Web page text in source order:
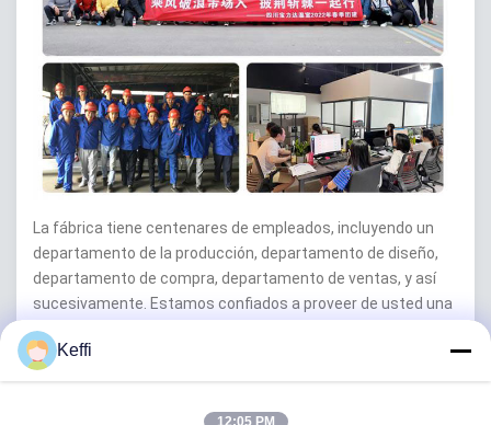
La fábrica tiene centenares de empleados, incluyendo un
departamento de la producción, departamento de diseño,
departamento de compra, departamento de ventas, y así
sucesivamente. Estamos confiados a proveer de usted una
gama completa de soluciones de encargo y un invernadero
completo. Haremos esfuerzos continuos, llenos de
entusiasmo, para proveer de usted servicios de calidad. ¡Su
Keffi
12:05 PM